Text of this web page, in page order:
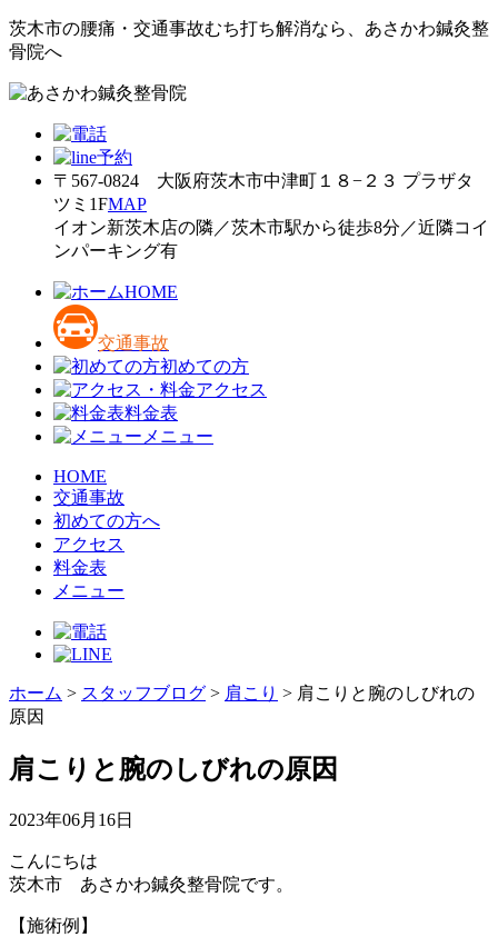
茨木市の腰痛・交通事故むち打ち解消なら、あさかわ鍼灸整
骨院へ
〒567-0824 大阪府茨木市中津町１８−２３ プラザタ
ツミ1FMAP
イオン新茨木店の隣／茨木市駅から徒歩8分／近隣コイ
ンパーキング有
HOME
交通事故
初めての方
アクセス
料金表
メニュー
HOME
交通事故
初めての方へ
アクセス
料金表
メニュー
ホーム > スタッフブログ > 肩こり > 肩こりと腕のしびれの
原因
肩こりと腕のしびれの原因
2023年06月16日
こんにちは
茨木市 あさかわ鍼灸整骨院です。
【施術例】